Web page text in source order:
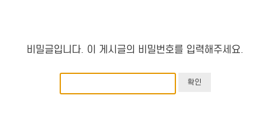
비밀글입니다. 이 게시글의 비밀번호를 입력해주세요.